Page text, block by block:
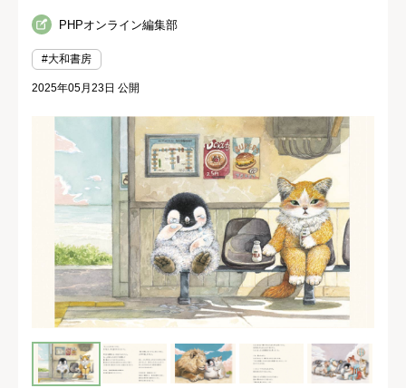
PHPオンライン編集部
#大和書房
2025年05月23日 公開